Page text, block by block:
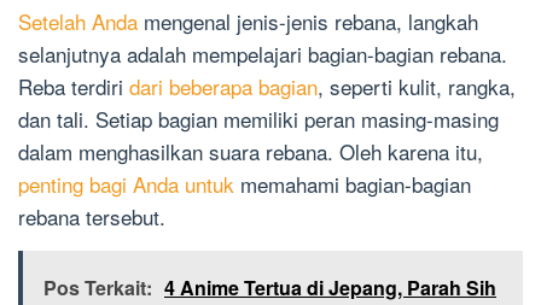
Setelah Anda mengenal jenis-jenis rebana, langkah
selanjutnya adalah mempelajari bagian-bagian rebana.
Reba terdiri dari beberapa bagian, seperti kulit, rangka,
dan tali. Setiap bagian memiliki peran masing-masing
dalam menghasilkan suara rebana. Oleh karena itu,
penting bagi Anda untuk memahami bagian-bagian
rebana tersebut.
Pos Terkait: 4 Anime Tertua di Jepang, Parah Sih